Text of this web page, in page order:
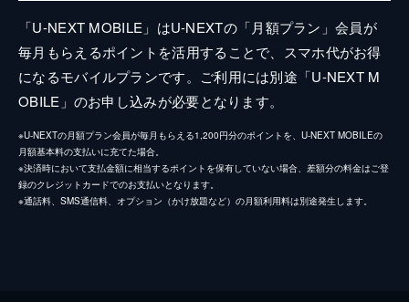
「U-NEXT MOBILE」はU-NEXTの「月額プラン」会員が
毎月もらえるポイントを活用することで、スマホ代がお得
になるモバイルプランです。ご利用には別途「U-NEXT M
OBILE」のお申し込みが必要となります。
※U-NEXTの月額プラン会員が毎月もらえる1,200円分のポイントを、U-NEXT MOBILEの
月額基本料の支払いに充てた場合。
※決済時において支払金額に相当するポイントを保有していない場合、差額分の料金はご登
録のクレジットカードでのお支払いとなります。
※通話料、SMS通信料、オプション（かけ放題など）の月額利用料は別途発生します。